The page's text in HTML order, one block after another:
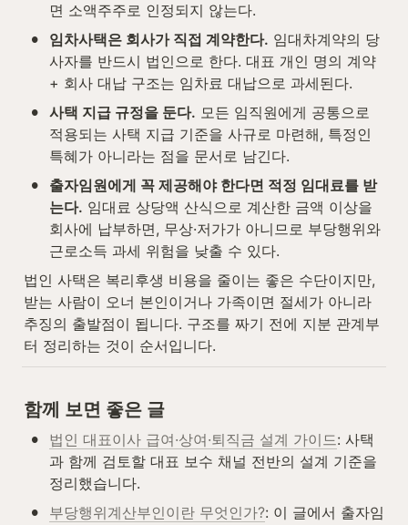
면 소액주주로 인정되지 않는다.
• 임차사택은 회사가 직접 계약한다. 임대차계약의 당
사자를 반드시 법인으로 한다. 대표 개인 명의 계약
+ 회사 대납 구조는 임차료 대납으로 과세된다.
• 사택 지급 규정을 둔다. 모든 임직원에게 공통으로
적용되는 사택 지급 기준을 사규로 마련해, 특정인
특혜가 아니라는 점을 문서로 남긴다.
•
출자임원에게 꼭 제공해야 한다면 적정 임대료를 받
는다. 임대료 상당액 산식으로 계산한 금액 이상을
회사에 납부하면, 무상·저가가 아니므로 부당행위와
근로소득 과세 위험을 낮출 수 있다.
법인 사택은 복리후생 비용을 줄이는 좋은 수단이지만,
받는 사람이 오너 본인이거나 가족이면 절세가 아니라
추징의 출발점이 됩니다. 구조를 짜기 전에 지분 관계부
터 정리하는 것이 순서입니다.
함께 보면 좋은 글
• 법인 대표이사 급여·상여·퇴직금 설계 가이드: 사택
과 함께 검토할 대표 보수 채널 전반의 설계 기준을
정리했습니다.
• 부당행위계산부인이란 무엇인가?: 이 글에서 출자임